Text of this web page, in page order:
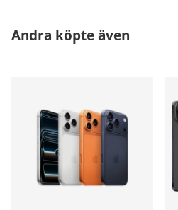
Andra köpte även